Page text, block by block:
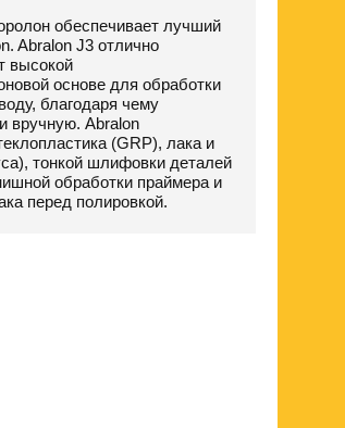
обеспечивает лучший
Abralon J3 отлично
высокой
основе для обработки
благодаря чему
вручную. Abralon
(GRP), лака и
тонкой шлифовки деталей
обработки праймера и
перед полировкой.